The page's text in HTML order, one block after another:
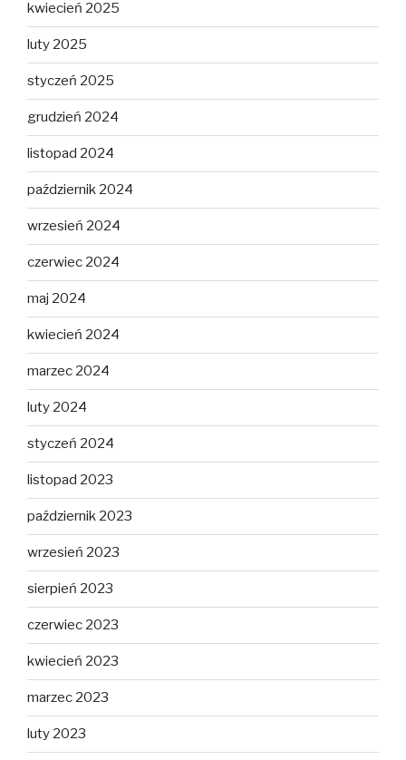
kwiecień 2025
luty 2025
styczeń 2025
grudzień 2024
listopad 2024
październik 2024
wrzesień 2024
czerwiec 2024
maj 2024
kwiecień 2024
marzec 2024
luty 2024
styczeń 2024
listopad 2023
październik 2023
wrzesień 2023
sierpień 2023
czerwiec 2023
kwiecień 2023
marzec 2023
luty 2023